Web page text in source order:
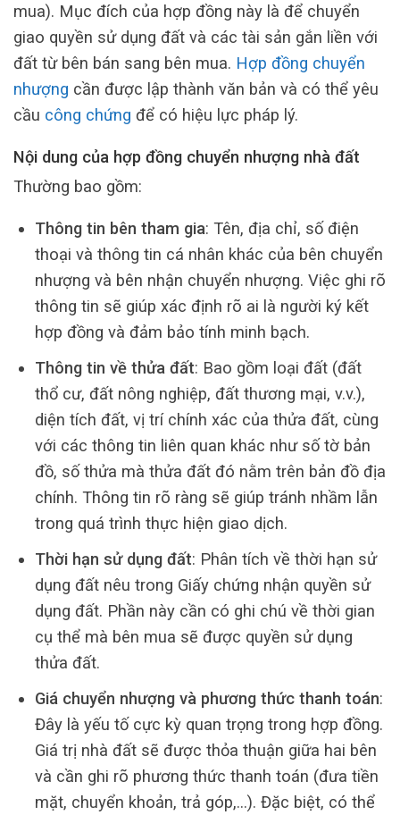
mua). Mục đích của hợp đồng này là để chuyển
giao quyền sử dụng đất và các tài sản gắn liền với
đất từ bên bán sang bên mua. Hợp đồng chuyển
nhượng cần được lập thành văn bản và có thể yêu
cầu công chứng để có hiệu lực pháp lý.
Nội dung của hợp đồng chuyển nhượng nhà đất
Thường bao gồm:
Thông tin bên tham gia: Tên, địa chỉ, số điện
thoại và thông tin cá nhân khác của bên chuyển
nhượng và bên nhận chuyển nhượng. Việc ghi rõ
thông tin sẽ giúp xác định rõ ai là người ký kết
hợp đồng và đảm bảo tính minh bạch.
Thông tin về thửa đất: Bao gồm loại đất (đất
thổ cư, đất nông nghiệp, đất thương mại, v.v.),
diện tích đất, vị trí chính xác của thửa đất, cùng
với các thông tin liên quan khác như số tờ bản
đồ, số thửa mà thửa đất đó nằm trên bản đồ địa
chính. Thông tin rõ ràng sẽ giúp tránh nhầm lẫn
trong quá trình thực hiện giao dịch.
Thời hạn sử dụng đất: Phân tích về thời hạn sử
dụng đất nêu trong Giấy chứng nhận quyền sử
dụng đất. Phần này cần có ghi chú về thời gian
cụ thể mà bên mua sẽ được quyền sử dụng
thửa đất.
Giá chuyển nhượng và phương thức thanh toán:
Đây là yếu tố cực kỳ quan trọng trong hợp đồng.
Giá trị nhà đất sẽ được thỏa thuận giữa hai bên
và cần ghi rõ phương thức thanh toán (đưa tiền
mặt, chuyển khoản, trả góp,…). Đặc biệt, có thể